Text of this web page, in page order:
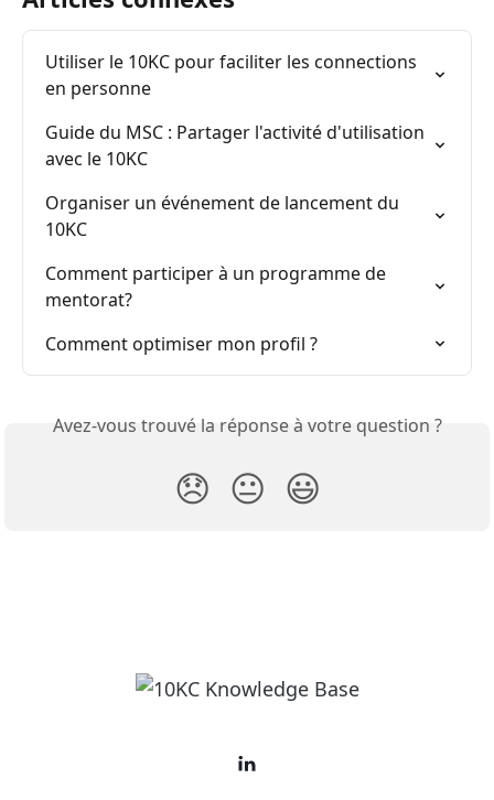
Utiliser le 10KC pour faciliter les connections
en personne
Guide du MSC : Partager l'activité d'utilisation
avec le 10KC
Organiser un événement de lancement du
10KC
Comment participer à un programme de
mentorat?
Comment optimiser mon profil ?
Avez-vous trouvé la réponse à votre question ?
😞 😐 😃